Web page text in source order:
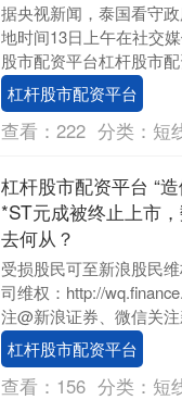
据央视新闻，泰国看守
地时间13日上午在社交
股市配资平台杠杆股市
继续采取军事行动，直至
民众不再面临伤....
杠杆股市配资平台
查看： 222 分类： 短
杠杆股市配资平台 “造
*ST元成被终止上市
去何从？
受损股民可至新浪股民
司维权：http://
注@新浪证券、微信关
百度搜索新浪股民....
杠杆股市配资平台
查看： 156 分类： 短